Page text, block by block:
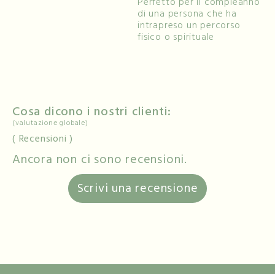
di una persona che ha
intrapreso un percorso
fisico o spirituale
Cosa dicono i nostri clienti:
(valutazione globale)
Recensioni
Ancora non ci sono recensioni.
Scrivi una recensione